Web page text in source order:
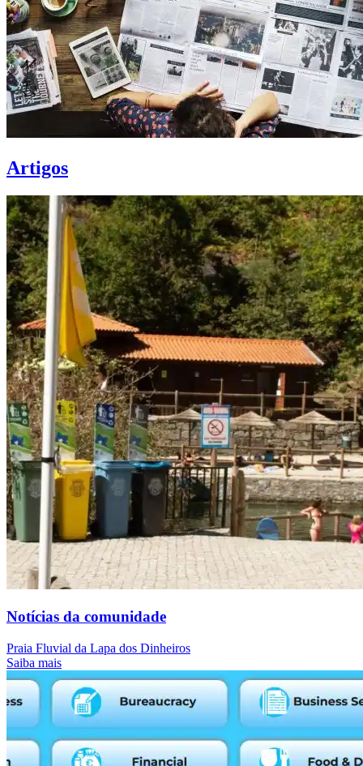
Artigos
Notícias da comunidade
Praia Fluvial da Lapa dos Dinheiros
Saiba mais